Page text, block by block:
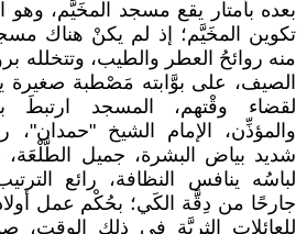
بعده بأمتار يقع مسجد المخَيَّم، وهو
تكوين المخَيَّم؛ إذ لم يكنْ هناك
منه روائحُ العطر والطيب، وتتخلله
الصيف، على بوَّابته مَصْطبة صغيرة
لقضاء وقْتهم، المسجد ارتبطَ
والمؤذِّن، الإمام الشيخ "حمدان"،
شديد بياض البشرة، جميل الطَّلْعَة،
لباسُه ينافس النظافة، رائع
جارحًا من دِقَّة الكَي؛ بحُكْم عمل
للعائلات الثريَّة في ذلك